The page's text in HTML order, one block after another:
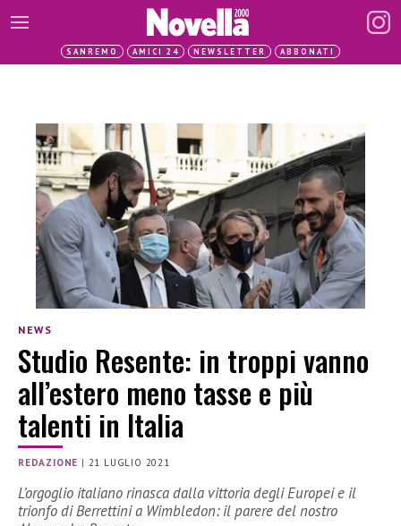
SANREMO AMICI 24 NEWSLETTER ABBONATI
NEWS
Studio Resente: in troppi vanno
all’estero meno tasse e più
talenti in Italia
REDAZIONE | 21 LUGLIO 2021
L’orgoglio italiano rinasca dalla vittoria degli Europei e il
trionfo di Berrettini a Wimbledon: il parere del nostro